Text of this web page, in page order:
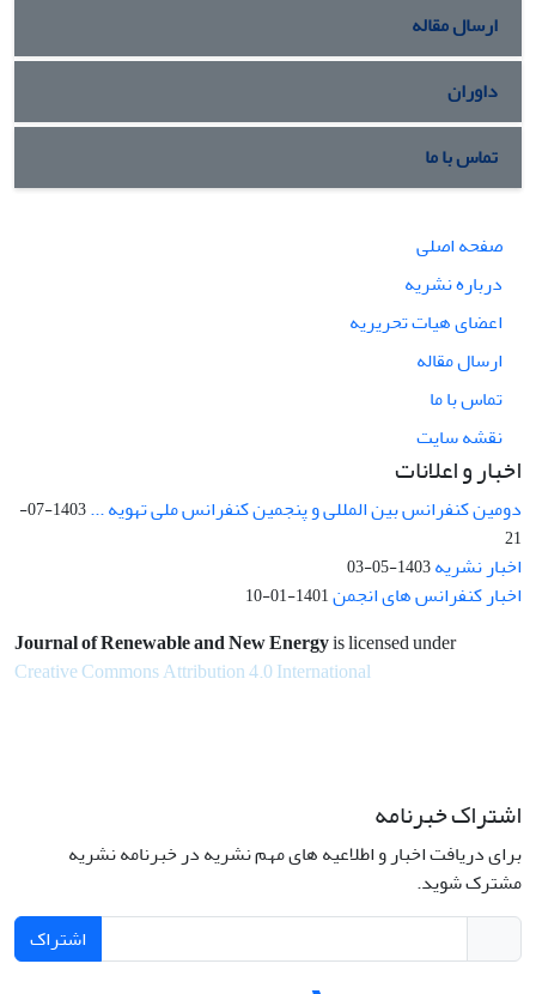
ارسال مقاله
داوران
تماس با ما
صفحه اصلی
درباره نشریه
اعضای هیات تحریریه
ارسال مقاله
تماس با ما
نقشه سایت
اخبار و اعلانات
دومین کنفرانس بین المللی و پنجمین کنفرانس ملی تهویه ...
1403-07-
21
اخبار نشریه1403-05-03
اخبار کنفرانس های انجمن1401-01-10
Journal of Renewable and New Energyis licensed under
Creative Commons Attribution 4.0 International
اشتراک خبرنامه
برای دریافت اخبار و اطلاعیه های مهم نشریه در خبرنامه نشریه
مشترک شوید.
اشتراک